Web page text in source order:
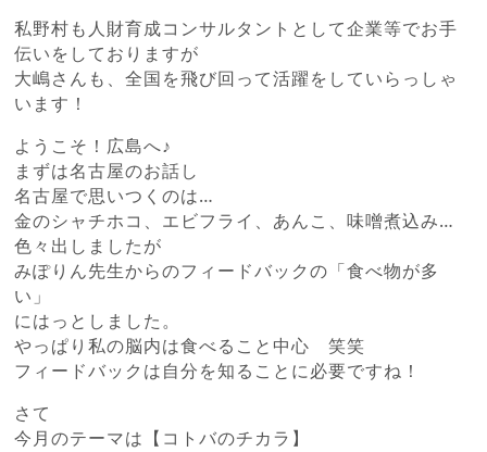
私野村も人財育成コンサルタントとして企業等でお手
伝いをしておりますが
大嶋さんも、全国を飛び回って活躍をしていらっしゃ
います！
ようこそ！広島へ♪
まずは名古屋のお話し
名古屋で思いつくのは…
金のシャチホコ、エビフライ、あんこ、味噌煮込み…
色々出しましたが
みぽりん先生からのフィードバックの「食べ物が多
い」
にはっとしました。
やっぱり私の脳内は食べること中心 笑笑
フィードバックは自分を知ることに必要ですね！
さて
今月のテーマは【コトバのチカラ】